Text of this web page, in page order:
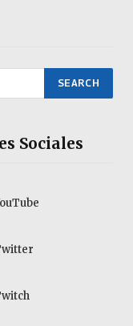
Sociales